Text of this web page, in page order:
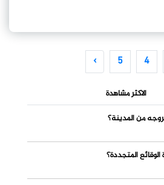
4
5
›
الاكثر مشاهدة
من المدينة؟
المتجددة؟